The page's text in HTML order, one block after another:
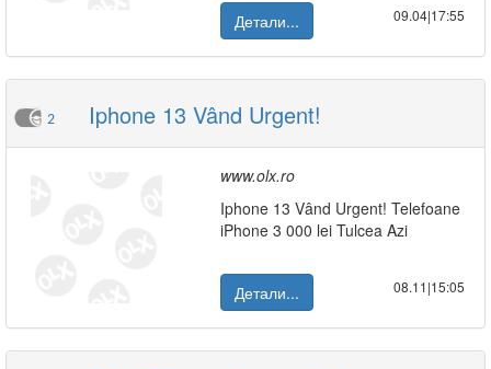
Детали...
09.04|17:55
2 Iphone 13 Vând Urgent!
www.olx.ro
Iphone 13 Vând Urgent! Telefoane
iPhone 3 000 lei Tulcea Azi
Детали... 08.11|15:05